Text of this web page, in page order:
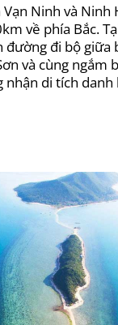
Ninh và Ninh
về phía Bắc.
đi bộ giữa
và cùng ngắm
di tích danh